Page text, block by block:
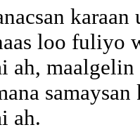
loo fuliyo
ah,
ah.